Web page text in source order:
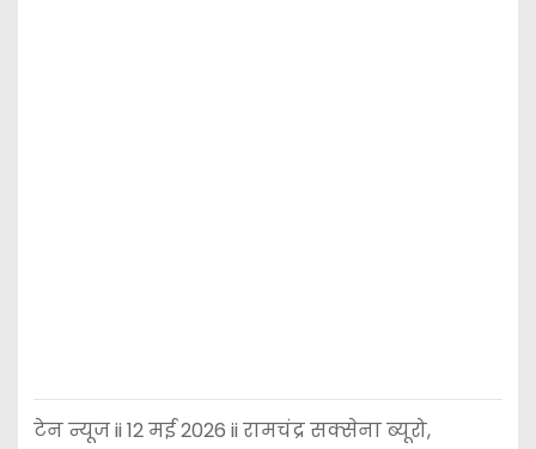
टेन न्यूज ii 12 मई 2026 ii रामचंद्र सक्सेना ब्यूरो,